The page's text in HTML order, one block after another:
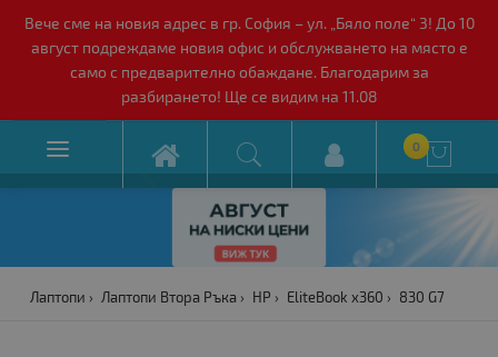
Вече сме на новия адрес в гр. София – ул. „Бяло поле“ 3! До 10
август подреждаме новия офис и обслужването на място е
само с предварително обаждане. Благодарим за
разбирането! Ще се видим на 11.08
 0 
Лаптопи Лаптопи Втора Ръка HP EliteBook x360 830 G7